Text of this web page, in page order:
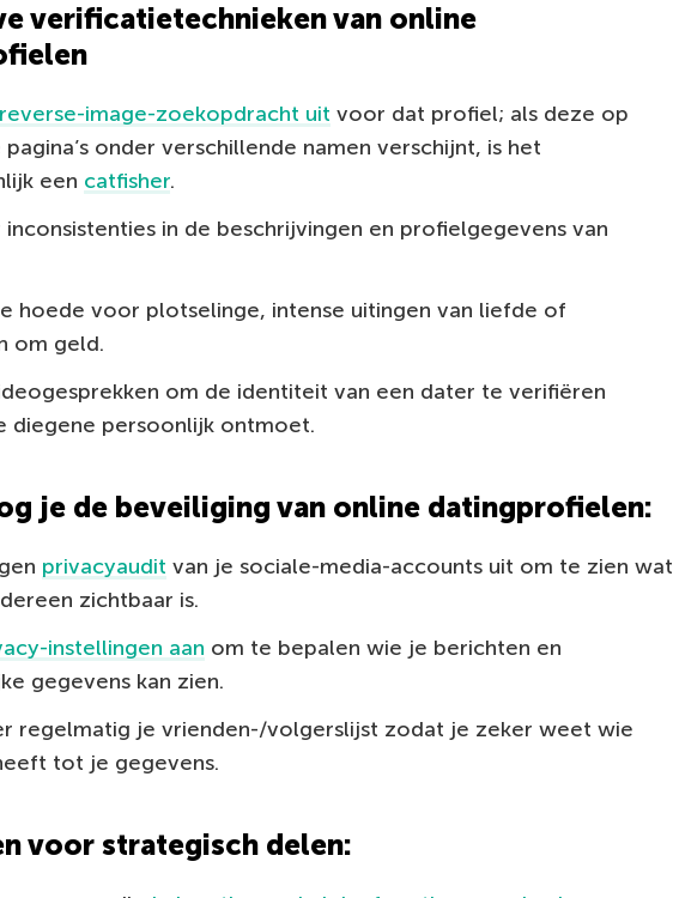
verificatietechnieken van online
image-zoekopdracht uit voor dat profiel; als deze op
onder verschillende namen verschijnt, is het
een catfisher.
inconsistenties in de beschrijvingen en profielgegevens van
hoede voor plotselinge, intense uitingen van liefde of
om geld.
om de identiteit van een dater te verifiëren
diegene persoonlijk ontmoet.
je de beveiliging van online datingprofielen:
privacyaudit van je sociale-media-accounts uit om te zien wat
zichtbaar is.
instellingen aan om te bepalen wie je berichten en
gegevens kan zien.
regelmatig je vrienden-/volgerslijst zodat je zeker weet wie
tot je gegevens.
voor strategisch delen: